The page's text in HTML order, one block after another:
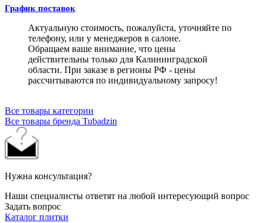
График поставок
Актуальную стоимость, пожалуйста, уточняйте по
телефону, или у менеджеров в салоне.
Обращаем ваше внимание, что цены
действительны только для Калининградской
области. При заказе в регионы РФ - цены
рассчитываются по индивидуальному запросу!
Все товары категории
Все товары бренда Tubadzin
Нужна консультация?
Наши специалисты ответят на любой интересующий вопрос
Задать вопрос
Каталог плитки